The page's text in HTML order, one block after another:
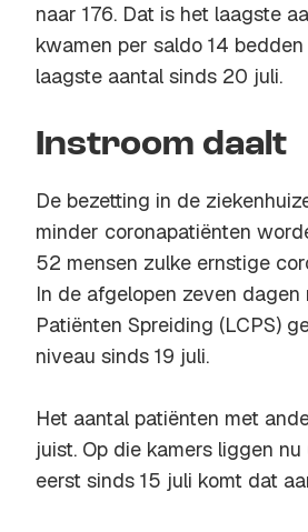
naar 176. Dat is het laagste
kwamen per saldo 14
laagste aantal sinds 20 juli.
Instroom daalt
De bezetting in de
minder coronapatiënten
52 mensen zulke ernstige
In de afgelopen zeven
Patiënten Spreiding (LCPS)
niveau sinds 19 juli.
Het aantal patiënten met
juist. Op die kamers liggen
eerst sinds 15 juli komt dat